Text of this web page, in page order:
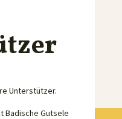
Unterstützer.
Badische Gutsele